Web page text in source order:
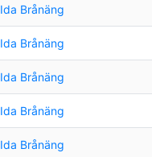
Ida Brånäng
Ida Brånäng
Ida Brånäng
Ida Brånäng
Ida Brånäng